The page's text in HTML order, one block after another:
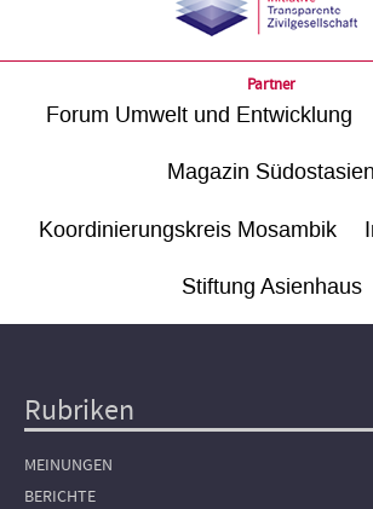
Partner
Forum Umwelt und Entwicklung
Magazin Südostasien
Koordinierungskreis Mosambik
Stiftung Asienhaus
Hauptnavigation
Rubriken
MEINUNGEN
BERICHTE